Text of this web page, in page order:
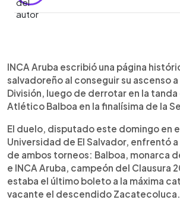
► Escuchar artículo
INCA Aruba logró el ascenso a la
tras vencer en penales 4-2 al
finalísima de la Segunda División. El
disputado en el estadio de la UES,
el tiempo reglamentario, con goles
Cruz para Balboa y Diego Martínez
Tras un tiempo extra sin cambios, la
fue a los penales, donde el portero
Chinchilla fue figura al atajar un
este triunfo, INCA consigue el
su historia y jugará en la máxima
INCA Aruba escribió una página
salvadoreño al conseguir su ascenso a
División, luego de derrotar en la tanda
Atlético Balboa en la finalísima de la
El duelo, disputado este domingo en
Universidad de El Salvador, enfrentó
de ambos torneos: Balboa, monarca
e INCA Aruba, campeón del Clausura
estaba el último boleto a la máxima
vacante el descendido Zacatecoluca.